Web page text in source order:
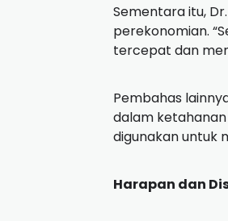
Sementara itu,
perekonomian.
tercepat dan
Pembahas
dalam
digunakan untuk
Harapan dan